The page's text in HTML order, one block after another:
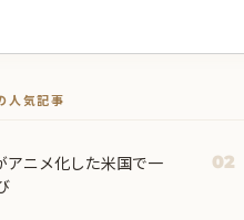
人気記事
アニメ化した米国で一
02